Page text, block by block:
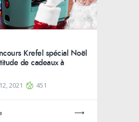
Krefel spécial Noël
de cadeaux à
2021 451